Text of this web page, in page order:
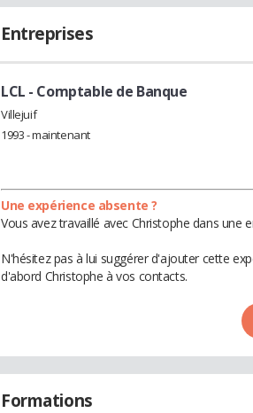
Entreprises
LCL - Comptable de Banque
Villejuif
1993 - maintenant
Une expérience absente ?
Vous avez travaillé avec Christophe dans une
N'hésitez pas à lui suggérer d'ajouter cette
d'abord Christophe à vos contacts.
Formations